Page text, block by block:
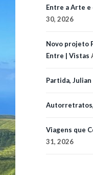
Entre a Arte e
30, 2026
Novo projeto
Entre | Vistas
Partida, Julian
Autorretratos,
Viagens que
31, 2026